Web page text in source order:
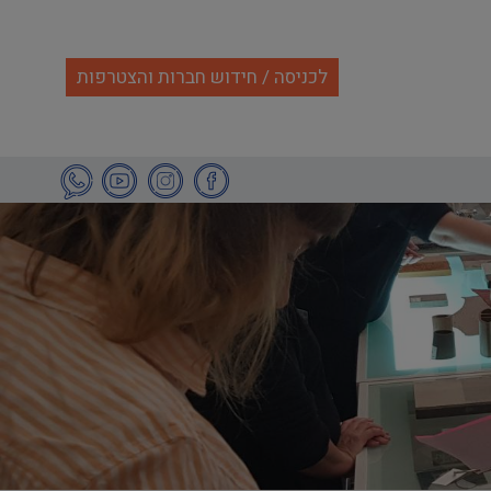
לכניסה / חידוש חברות והצטרפות